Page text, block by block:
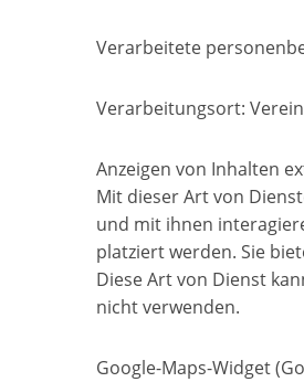
Verarbeitete
Verarbeitungsort:
Anzeigen von Inhalten
Mit dieser Art von
und mit ihnen
platziert werden. Sie
Diese Art von Dienst
nicht verwenden.
Google-Maps-Widget